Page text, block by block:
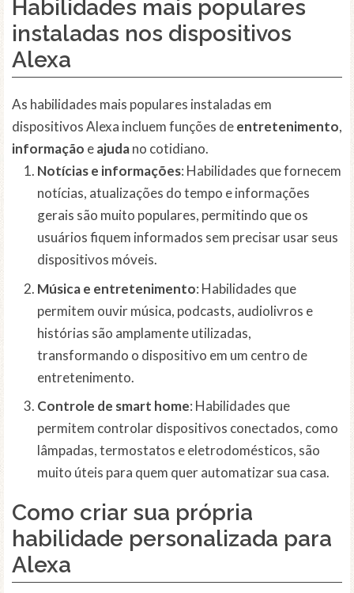
Habilidades mais populares
instaladas nos dispositivos
Alexa
As habilidades mais populares instaladas em
dispositivos Alexa incluem funções deentretenimento,
informação eajudano cotidiano.
Notícias e informações: Habilidades que fornecem
notícias, atualizações do tempo e informações
gerais são muito populares, permitindo que os
usuários fiquem informados sem precisar usar seus
dispositivos móveis.
Música e entretenimento: Habilidades que
permitem ouvir música, podcasts, audiolivros e
histórias são amplamente utilizadas,
transformando o dispositivo em um centro de
entretenimento.
Controle de smart home: Habilidades que
permitem controlar dispositivos conectados, como
lâmpadas, termostatos e eletrodomésticos, são
muito úteis para quem quer automatizar sua casa.
Como criar sua própria
habilidade personalizada para
Alexa